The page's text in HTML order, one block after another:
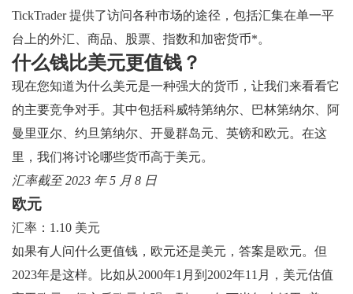
TickTrader 提供了访问各种市场的途径，包括汇集在单一平
台上的外汇、商品、股票、指数和加密货币*。
什么钱比美元更值钱？
现在您知道为什么美元是一种强大的货币，让我们来看看它
的主要竞争对手。其中包括科威特第纳尔、巴林第纳尔、阿
曼里亚尔、约旦第纳尔、开曼群岛元、英镑和欧元。在这
里，我们将讨论哪些货币高于美元。
汇率截至 2023 年 5 月 8 日
欧元
汇率：1.10 美元
如果有人问什么更值钱，欧元还是美元，答案是欧元。但
2023年是这样。比如从2000年1月到2002年11月，美元估值